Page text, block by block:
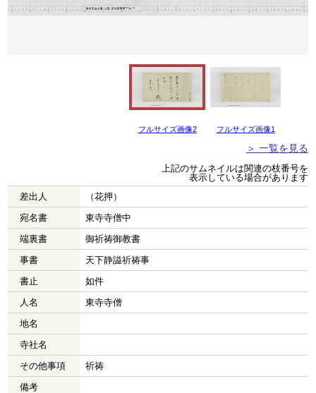
フルサイズ画像2 フルサイズ画像1
＞ 一覧を見る
上記のサムネイルは関連の枝番号を
表示している場合があります
差出人
（花押）
宛名書
東寺寺僧中
端裏書
御祈祷御教書
事書
天下静謚祈祷事
書止
如件
人名
東寺寺僧
地名
寺社名
その他事項
祈祷
備考